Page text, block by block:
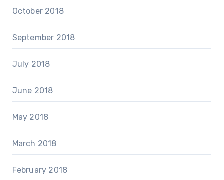
October 2018
September 2018
July 2018
June 2018
May 2018
March 2018
February 2018